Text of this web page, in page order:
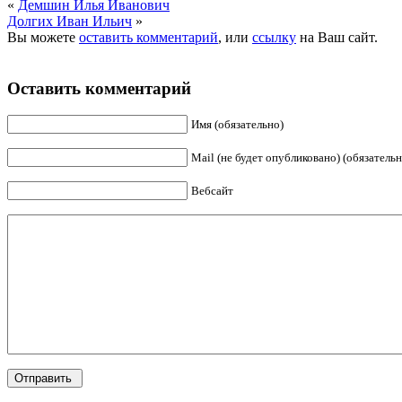
« Демшин Илья Иванович
Долгих Иван Ильич »
Вы можете оставить комментарий, или ссылку на Ваш сайт.
Оставить комментарий
Имя (обязательно)
Mail (не будет опубликовано)
Вебсайт